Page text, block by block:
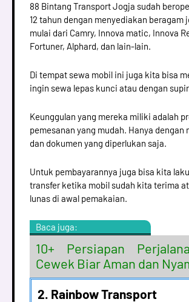
88 Bintang Transport Jogja sudah
12 tahun dengan menyediakan beragam
mulai dari Camry, Innova matic, Innova
Fortuner, Alphard, dan lain-lain.
Di tempat sewa mobil ini juga kita bisa
ingin sewa lepas kunci atau dengan
Keunggulan yang mereka miliki adalah
pemesanan yang mudah. Hanya dengan
dan dokumen yang diperlukan saja.
Untuk pembayarannya juga bisa kita
transfer ketika mobil sudah kita terima
lunas di awal pemakaian.
Baca juga:
10+ Persiapan
Cewek Biar Aman dan
2. Rainbow Transport